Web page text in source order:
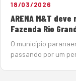
18/03/2026
ARENA M&T
Fazenda Rio
O município
passando por um